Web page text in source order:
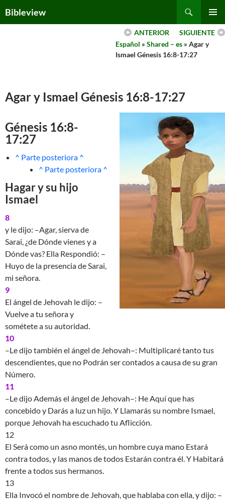
toBibleview
MENU
SIGUIENTE
ANTERIOR
Español » Shared – es » Agar y
Ismael Génesis 16:8-17:27
Agar y Ismael Génesis 16:8-17:27
Génesis 16:8-
17:27
^ Parte posteriora ^
^ Parte posteriora ^
Hagar y su hijo
Ismael
8
y le dijo: –Agar, sierva de
Sarai, ¿de Dónde vienes y a
Dónde vas? Ella Respondió: –
Huyo de la presencia de Sarai,
mi señora.
9
El ángel de Jehovah le dijo: –
Vuelve a tu señora y
sométete a su autoridad.
10
–Le dijo también el ángel de Jehovah–: Multiplicaré tanto tus
descendientes, que no Podrán ser contados a causa de su gran
Número.
11
–Le dijo Además el ángel de Jehovah–: He Aquí que has
concebido y Darás a luz un hijo. Y Llamarás su nombre Ismael,
porque Jehovah ha escuchado tu Aflicción.
12
El Será como un asno montés, un hombre cuya mano Estará
contra todos, y las manos de todos Estarán contra él. Y Habitará
frente a todos sus hermanos.
13
Ella Invocó el nombre de Jehovah, que hablaba con ella, y dijo: –